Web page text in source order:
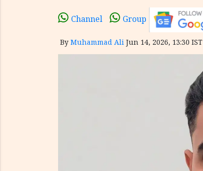
Channel Group
By Muhammad Ali Jun 14, 2026, 13:30 IST